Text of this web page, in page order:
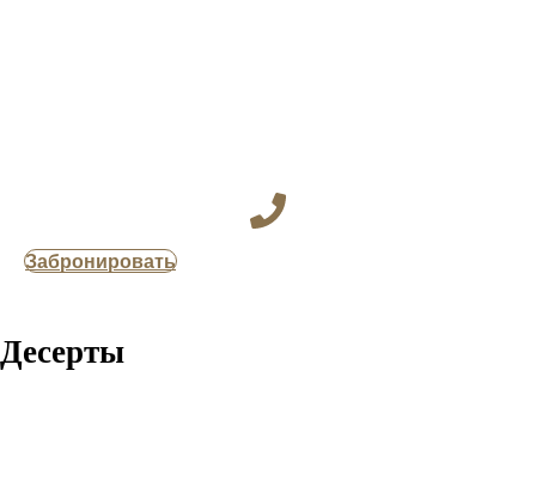
Забронировать
Десерты